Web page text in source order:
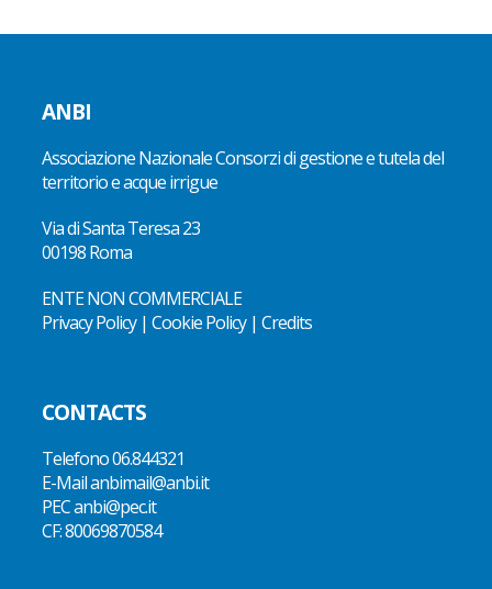
ANBI
Associazione Nazionale Consorzi di gestione e tutela del
territorio e acque irrigue
Via di Santa Teresa 23
00198 Roma
ENTE NON COMMERCIALE
Privacy Policy| Cookie Policy| Credits
CONTACTS
Telefono06.844321
E-Mailanbimail@anbi.it
PEC anbi@pec.it
CF:80069870584